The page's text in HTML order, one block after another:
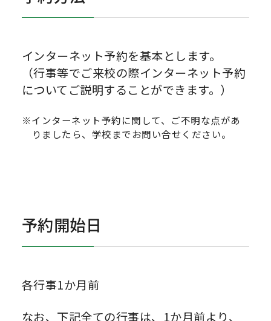
インターネット予約を基本とします。
（行事等でご来校の際インターネット予約
についてご説明することができます。）
※インターネット予約に関して、ご不明な点があ
りましたら、学校までお問い合せください。
予約開始日
各行事1か月前
なお、下記全ての行事は、1か月前より、